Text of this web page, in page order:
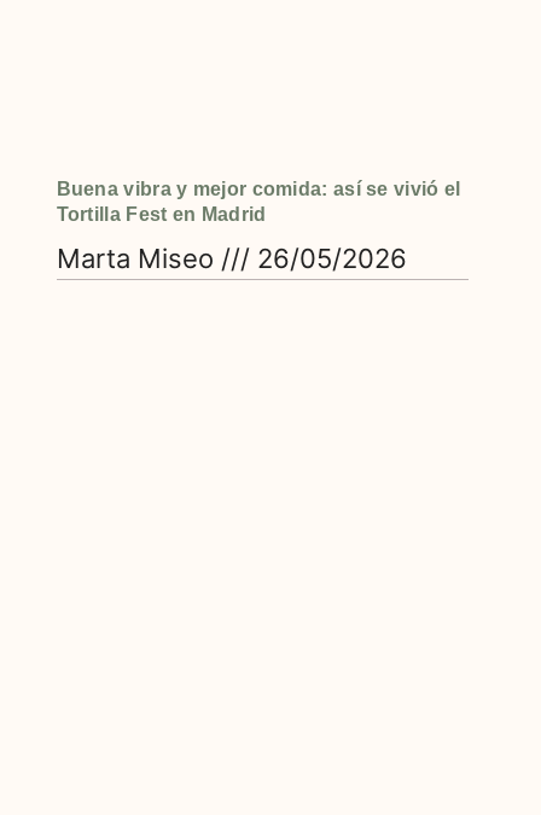
Buena vibra y mejor comida: así se vivió el
Tortilla Fest en Madrid
Marta Miseo 26/05/2026